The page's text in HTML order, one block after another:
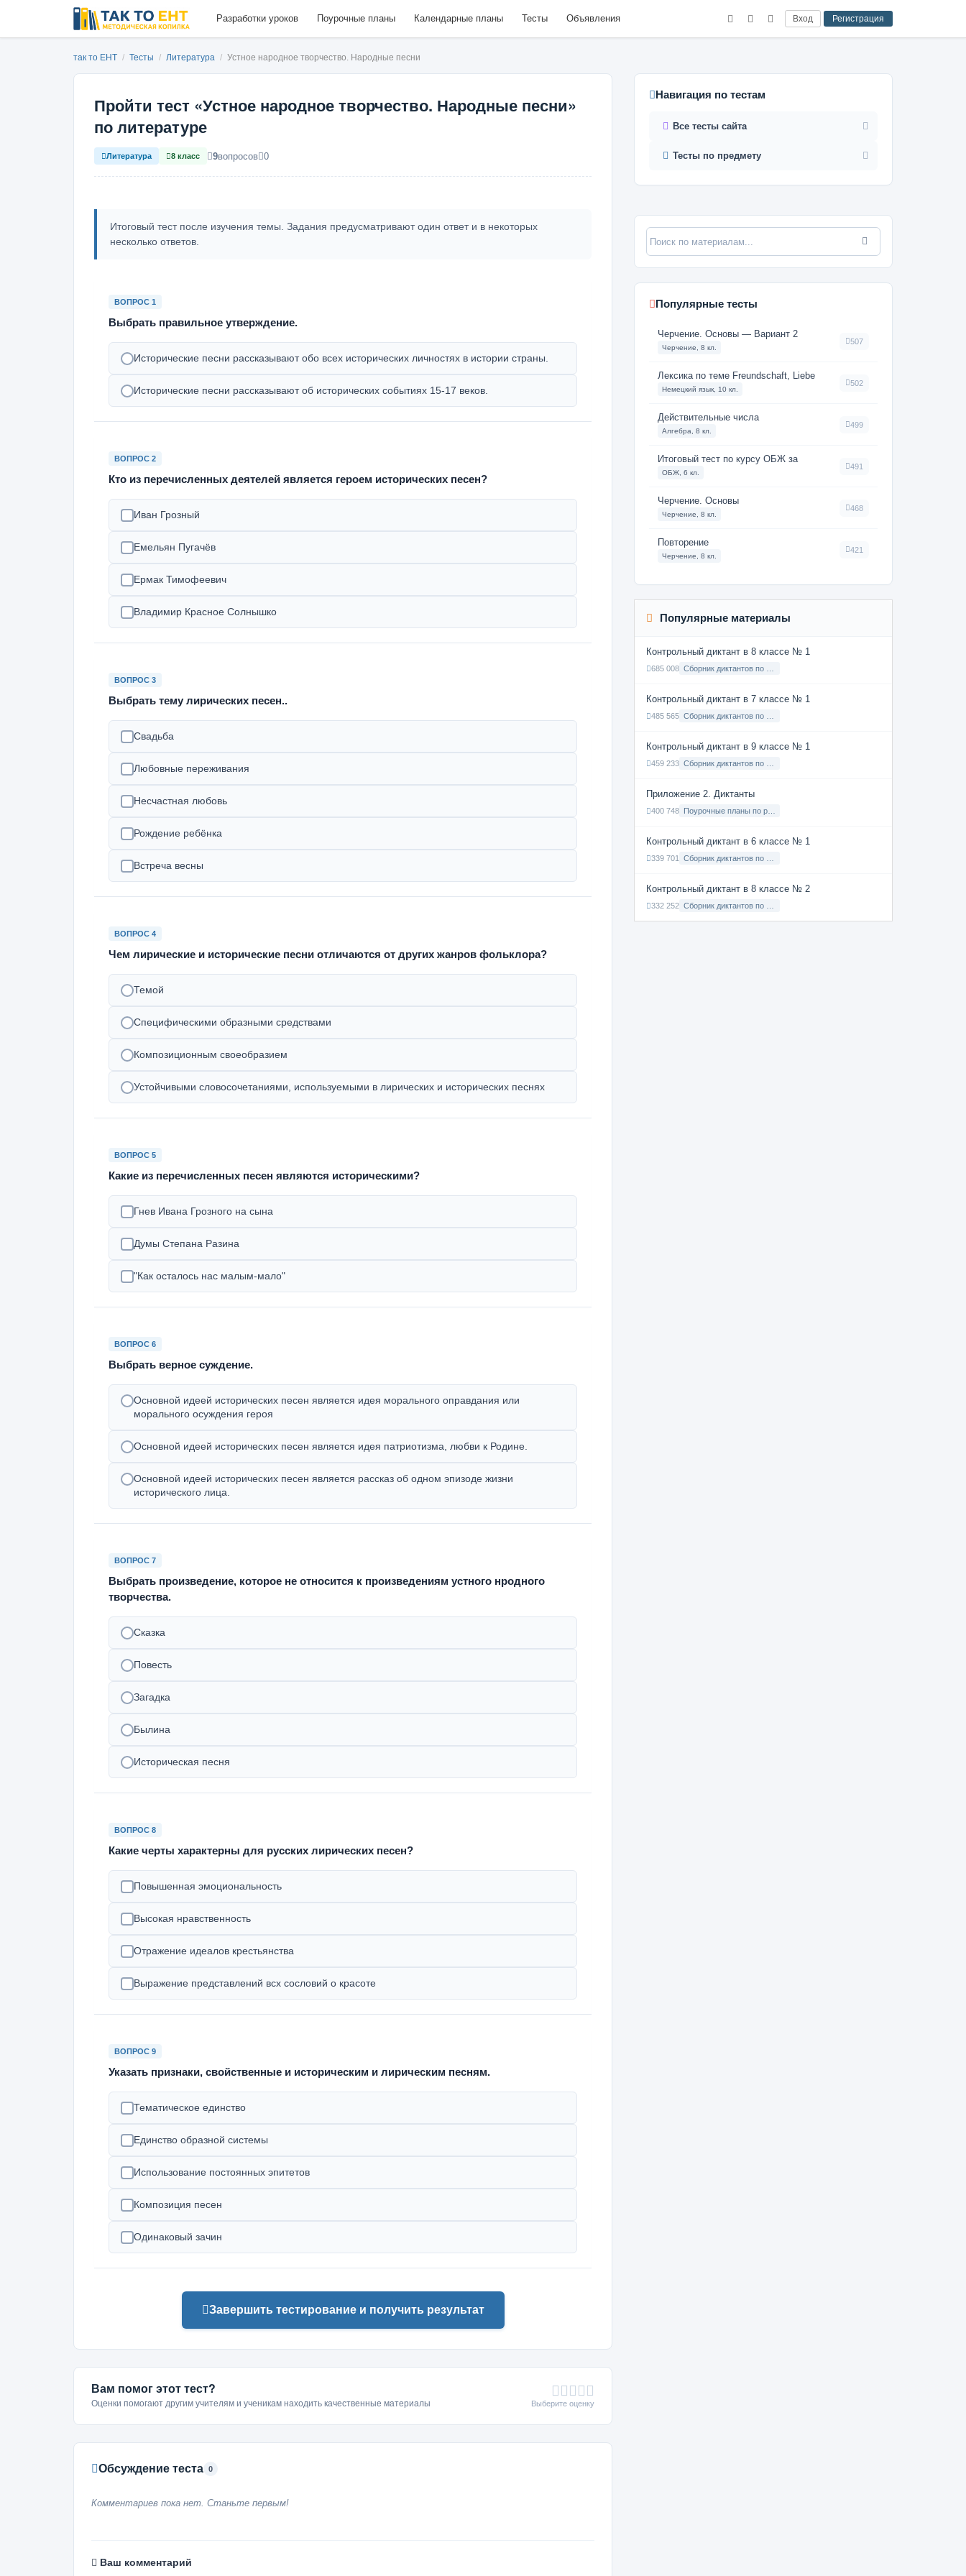
Разработки уроков Поурочные планы Календарные планы Тесты Объявления Вход Регистрация
так то ЕНТ / Тесты / Литература / Устное народное творчество. Народные песни
Пройти тест «Устное народное творчество. Народные песни»
по литературе
Литература 8 класс 9вопросов 0
Итоговый тест после изучения темы. Задания предусматривают один ответ и в некоторых
несколько ответов.
ВОПРОС 1
Выбрать правильное утверждение.
Исторические песни рассказывают обо всех исторических личностях в истории страны.
Исторические песни рассказывают об исторических событиях 15-17 веков.
ВОПРОС 2
Кто из перечисленных деятелей является героем исторических песен?
Иван Грозный
Емельян Пугачёв
Ермак Тимофеевич
Владимир Красное Солнышко
ВОПРОС 3
Выбрать тему лирических песен..
Свадьба
Любовные переживания
Несчастная любовь
Рождение ребёнка
Встреча весны
ВОПРОС 4
Чем лирические и исторические песни отличаются от других жанров фольклора?
Темой
Специфическими образными средствами
Композиционным своеобразием
Устойчивыми словосочетаниями, используемыми в лирических и исторических песнях
ВОПРОС 5
Какие из перечисленных песен являются историческими?
Гнев Ивана Грозного на сына
Думы Степана Разина
"Как осталось нас малым-мало"
ВОПРОС 6
Выбрать верное суждение.
Основной идеей исторических песен является идея морального оправдания или
морального осуждения героя
Основной идеей исторических песен является идея патриотизма, любви к Родине.
Основной идеей исторических песен является рассказ об одном эпизоде жизни
исторического лица.
ВОПРОС 7
Выбрать произведение, которое не относится к произведениям устного нродного
творчества.
Сказка
Повесть
Загадка
Былина
Историческая песня
ВОПРОС 8
Какие черты характерны для русских лирических песен?
Повышенная эмоциональность
Высокая нравственность
Отражение идеалов крестьянства
Выражение представлений всх сословий о красоте
ВОПРОС 9
Указать признаки, свойственные и историческим и лирическим песням.
Тематическое единство
Единство образной системы
Использование постоянных эпитетов
Композиция песен
Одинаковый зачин
Завершить тестирование и получить результат
Вам помог этот тест?
Оценки помогают другим учителям и ученикам находить качественные материалы Выберите оценку
Обсуждение теста 0
Комментариев пока нет. Станьте первым!
Ваш комментарий
Навигация по тестам
Все тесты сайта
Тесты по предмету
Популярные тесты
Черчение. Основы — Вариант 2
Черчение, 8 кл.
507
Лексика по теме Freundschaft, Liebe
Немецкий язык, 10 кл.
502
Действительные числа
Алгебра, 8 кл.
499
Итоговый тест по курсу ОБЖ за
ОБЖ, 6 кл.
491
Черчение. Основы
Черчение, 8 кл.
468
Повторение
Черчение, 8 кл.
421
Популярные материалы
Контрольный диктант в 8 классе № 1
685 008
Контрольный диктант в 7 классе № 1
485 565
Контрольный диктант в 9 классе № 1
459 233
Приложение 2. Диктанты
400 748
Контрольный диктант в 6 классе № 1
339 701
Контрольный диктант в 8 классе № 2
332 252